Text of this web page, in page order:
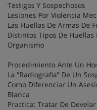
Testigos Y Sospechosos
Lesiones Por Violencia
Las Huellas De Armas De
Distintos Tipos De Huellas
Organismo
Procedimiento Ante Un
La “Radiografia” De Un
Como Diferenciar Un
Blanca
Practica: Tratar De